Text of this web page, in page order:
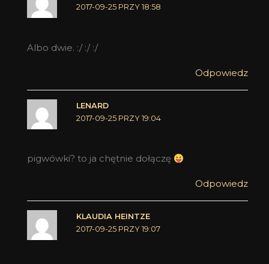
2017-09-25 PRZY 18:58
Albo dwie. :/ :/ :/
Odpowiedz
LENARD
2017-09-25 PRZY 19:04
pigwówki? to ja chętnie dołączę
Odpowiedz
KLAUDIA HEINTZE
2017-09-25 PRZY 19:07